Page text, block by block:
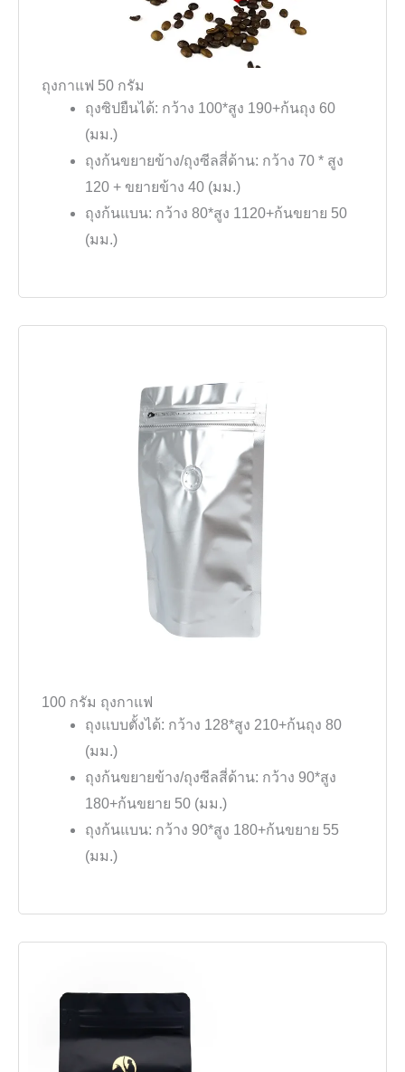
ถุงกาแฟ 50 กรัม
ถุงซิปยืนได้: กว้าง 100*สูง 190+ก้นถุง 60
(มม.)
ถุงก้นขยายข้าง/ถุงซีลสี่ด้าน: กว้าง 70 * สูง
120 + ขยายข้าง 40 (มม.)
ถุงก้นแบน: กว้าง 80*สูง 1120+ก้นขยาย 50
(มม.)
100 กรัม ถุงกาแฟ
ถุงแบบตั้งได้: กว้าง 128*สูง 210+ก้นถุง 80
(มม.)
ถุงก้นขยายข้าง/ถุงซีลสี่ด้าน: กว้าง 90*สูง
180+ก้นขยาย 50 (มม.)
ถุงก้นแบน: กว้าง 90*สูง 180+ก้นขยาย 55
(มม.)